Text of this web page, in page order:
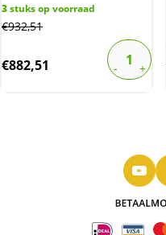
3stuks op voorraad
€932,51
€882,51